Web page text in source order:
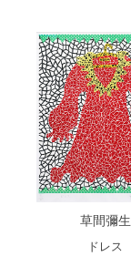
草間彌生
ドレス